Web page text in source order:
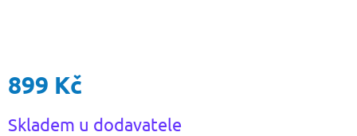
899 Kč
cena:
Skladem u dodavatele